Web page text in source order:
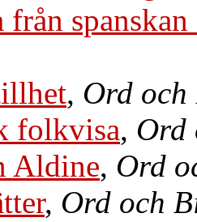
från
, Ord
folkvisa, Ord
Aldine, Ord
, Ord och